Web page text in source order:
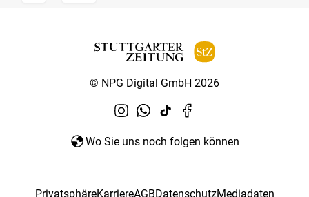
© NPG Digital GmbH 2026
Wo Sie uns noch folgen können
PrivatsphäreKarriereAGBDatenschutzMediadaten